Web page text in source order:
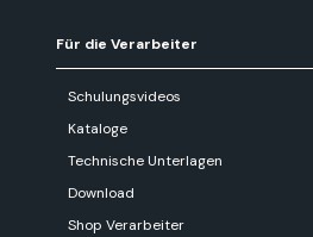
Für die Verarbeiter
Schulungsvideos
Kataloge
Technische Unterlagen
Download
Shop Verarbeiter